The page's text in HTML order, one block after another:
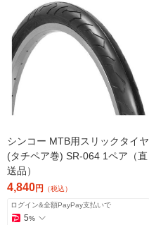
シンコー MTB用スリックタイヤ
(タチペア巻) SR-064 1ペア（直
送品）
4,840円 （税込）
ログイン&全額PayPay支払いで
5%